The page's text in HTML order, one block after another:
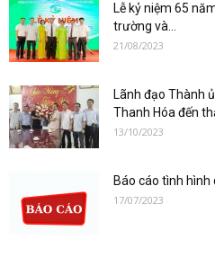
Lễ kỷ niệm 65
trường và...
21/08/2023
Lãnh đạo Thành
Thanh Hóa đến
13/10/2023
Báo cáo tình
17/07/2023